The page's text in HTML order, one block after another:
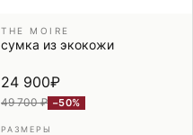
THE MOIRE
сумка из экокожи
24 900₽
49 700 ₽ −50%
РАЗМЕРЫ